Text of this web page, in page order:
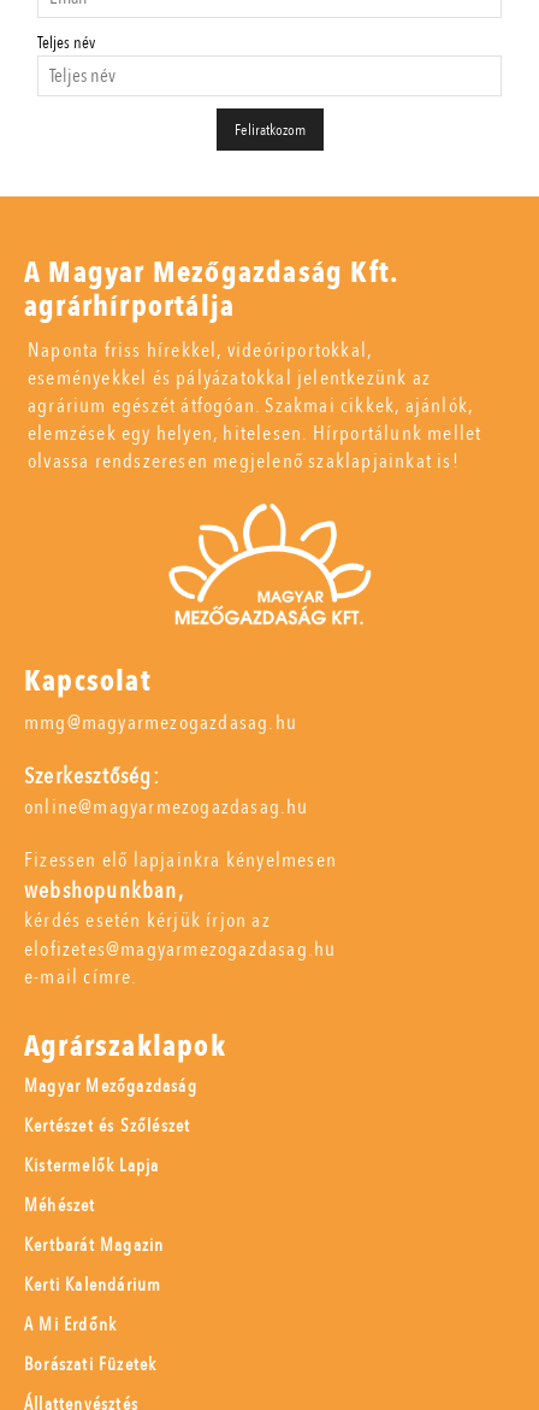
Teljes név
A Magyar Mezőgazdaság Kft.
agrárhírportálja
Naponta friss hírekkel, videóriportokkal,
eseményekkel és pályázatokkal jelentkezünk az
agrárium egészét átfogóan. Szakmai cikkek, ajánlók,
elemzések egy helyen, hitelesen. Hírportálunk mellet
olvassa rendszeresen megjelenő szaklapjainkat is!
Kapcsolat
mmg@magyarmezogazdasag.hu
Szerkesztőség:
online@magyarmezogazdasag.hu
Fizessen elő lapjainkra kényelmesen
webshopunkban,
kérdés esetén kérjük írjon az
elofizetes@magyarmezogazdasag.hu
e-mail címre.
Agrárszaklapok
Magyar Mezőgazdaság
Kertészet és Szőlészet
Kistermelők Lapja
Méhészet
Kertbarát Magazin
Kerti Kalendárium
A Mi Erdőnk
Borászati Füzetek
Állattenyésztés